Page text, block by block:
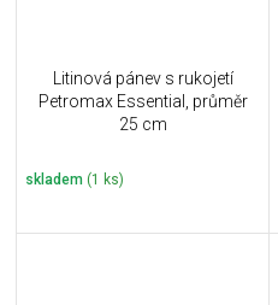
Litinová pánev s rukojetí
Petromax Essential, průměr
25 cm
skladem (1 ks)